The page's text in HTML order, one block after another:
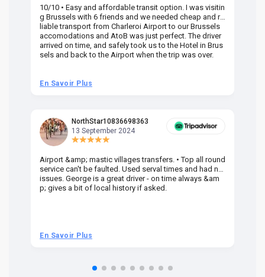
10/10 • Easy and affordable transit option. I was visitin
g Brussels with 6 friends and we needed cheap and re
liable transport from Charleroi Airport to our Brussels
accomodations and AtoB was just perfect. The driver
arrived on time, and safely took us to the Hotel in Brus
sels and back to the Airport when the trip was over.
En Savoir Plus
NorthStar10836698363
13 September 2024
Airport &amp; mastic villages transfers. • Top all round
service can't be faulted. Used serval times and had no
issues. George is a great driver - on time always &am
p; gives a bit of local history if asked.
En Savoir Plus